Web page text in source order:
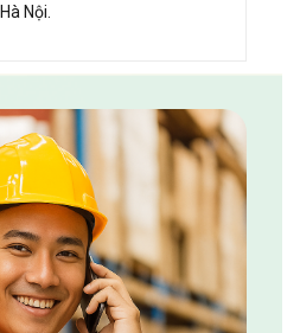
Nội.